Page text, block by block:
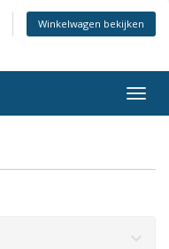
Winkelwagen bekijken